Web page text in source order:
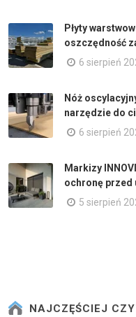
Płyty
oszczędność
6 sierpień
Nóż
narzędzie do
6 sierpień
Markizy
ochronę przed
5 sierpień
NAJCZĘŚCIEJ